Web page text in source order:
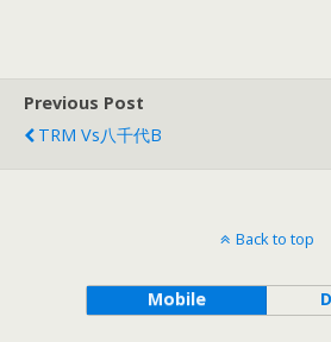
Previous Post
TRM Vs八千代B
Back to top
Mobile